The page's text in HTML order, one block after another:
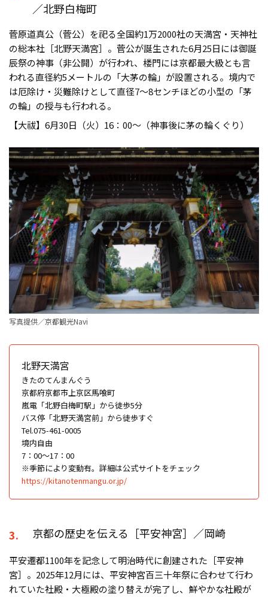
／北野白梅町
菅原道真公（菅公）を祀る全国約1万2000社の天満宮・天神社
の総本社［北野天満宮］。菅公が誕生された6月25日には御誕
辰祭の神事（非公開）が行われ、楼門には京都最大級とも言
われる直径約5メートルの「大茅の輪」が設置される。境内で
は厄除け・災難除けとして直径7～8センチほどの小型の「茅
の輪」の授与も行われる。
【大祓】6月30日（火）16：00〜（神事後に茅の輪くぐり）
写真提供／京都観光Navi
北野天満宮
きたのてんまんぐう
京都府京都市上京区馬喰町
嵐電「北野白梅町駅」から徒歩5分
バス停「北野天満宮前」から徒歩すぐ
Tel.075-461-0005
境内自由
7：00～17：00
※季節により変動有。詳細は公式サイトをチェック
https://kitanotenmangu.or.jp/
3. 京都の歴史を伝える［平安神宮］／岡崎
平安遷都1100年を記念して明治時代に創建された［平安神
宮］。2025年12月には、平安神宮百三十年祭に合わせて行わ
れていた社殿・大極殿の塗り替えが完了し、鮮やかな社殿が